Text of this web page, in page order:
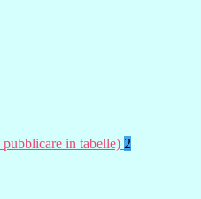
in tabelle) 2